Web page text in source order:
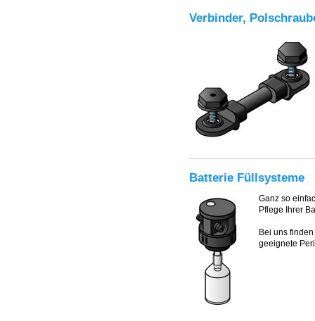
Verbinder,
Batterie Füllsysteme
Ganz so
Pflege Ihrer
Bei uns
geeignete